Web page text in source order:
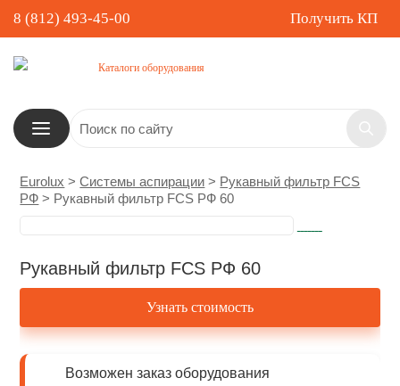
8 (812) 493-45-00 Получить КП
Каталоги оборудования
Eurolux >Системы аспирации > Рукавный фильтр FCS
РФ > Рукавный фильтр FCS РФ 60
Рукавный фильтр FCS РФ 60
Узнать стоимость
Возможен заказ оборудования